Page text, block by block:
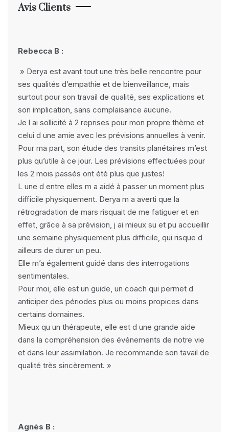
Avis Clients
Rebecca B :
» Derya est avant tout une très belle rencontre pour
ses qualités d’empathie et de bienveillance, mais
surtout pour son travail de qualité, ses explications et
son implication, sans complaisance aucune.
Je l ai sollicité à 2 reprises pour mon propre thème et
celui d une amie avec les prévisions annuelles à venir.
Pour ma part, son étude des transits planétaires m’est
plus qu’utile à ce jour. Les prévisions effectuées pour
les 2 mois passés ont été plus que justes!
L une d entre elles m a aidé à passer un moment plus
difficile physiquement. Derya m a averti que la
rétrogradation de mars risquait de me fatiguer et en
effet, grâce à sa prévision, j ai mieux su et pu accueillir
une semaine physiquement plus difficile, qui risque d
ailleurs de durer un peu.
Elle m’a également guidé dans des interrogations
sentimentales.
Pour moi, elle est un guide, un coach qui permet d
anticiper des périodes plus ou moins propices dans
certains domaines.
Mieux qu un thérapeute, elle est d une grande aide
dans la compréhension des événements de notre vie
et dans leur assimilation. Je recommande son tavail de
qualité très sincèrement. »
Agnès B :